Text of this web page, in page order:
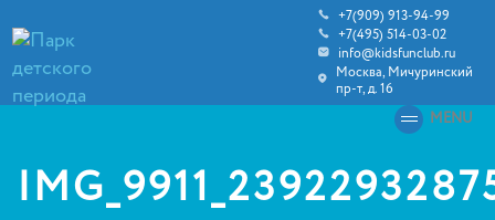
+7(909) 913-94-99
+7(495) 514-03-02
info@kidsfunclub.ru
Москва, Мичуринский
пр-т, д. 16
MENU